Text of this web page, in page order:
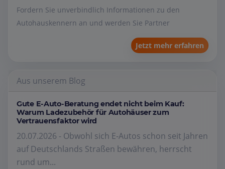
Fordern Sie unverbindlich Informationen zu den
Autohauskennern an und werden Sie Partner
Jetzt mehr erfahren
Aus unserem Blog
Gute E-Auto-Beratung endet nicht beim Kauf:
Warum Ladezubehör für Autohäuser zum
Vertrauensfaktor wird
20.07.2026 - Obwohl sich E-Autos schon seit Jahren
auf Deutschlands Straßen bewähren, herrscht
rund um...